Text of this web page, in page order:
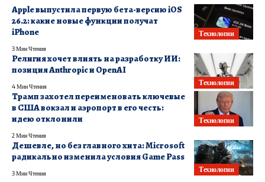
Технологии
Apple выпустила первую бета-версию iOS
26.2: какие новые функции получат
iPhone
3 Мин Чтения
Технологии
Религия хочет влиять на разработку ИИ:
позиция Anthropic и OpenAI
4 Мин Чтения
Технологии
Трамп захотел переименовать ключевые
в США вокзал и аэропорт в его честь:
идею отклонили
2 Мин Чтения
Технологии
Дешевле, но без главного хита: Microsoft
радикально изменила условия Game Pass
3 Мин Чтения